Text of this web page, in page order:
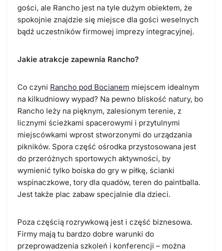
gości, ale Rancho jest na tyle dużym obiektem, że
spokojnie znajdzie się miejsce dla gości weselnych
bądź uczestników firmowej imprezy integracyjnej.
Jakie atrakcje zapewnia Rancho?
Co czyni Rancho pod Bocianem miejscem idealnym
na kilkudniowy wypad? Na pewno bliskość natury, bo
Rancho leży na pięknym, zalesionym terenie, z
licznymi ścieżkami spacerowymi i przytulnymi
miejscówkami wprost stworzonymi do urządzania
pikników. Spora część ośrodka przystosowana jest
do przeróżnych sportowych aktywności, by
wymienić tylko boiska do gry w piłkę, ścianki
wspinaczkowe, tory dla quadów, teren do paintballa.
Jest także plac zabaw specjalnie dla dzieci.
Poza częścią rozrywkową jest i część biznesowa.
Firmy mają tu bardzo dobre warunki do
przeprowadzenia szkoleń i konferencji – można